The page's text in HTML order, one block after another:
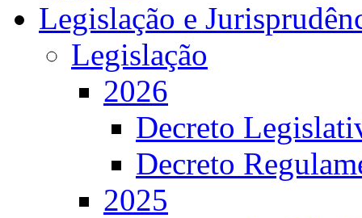
Legislação e
Legislação
2026
Decreto
Decreto
2025